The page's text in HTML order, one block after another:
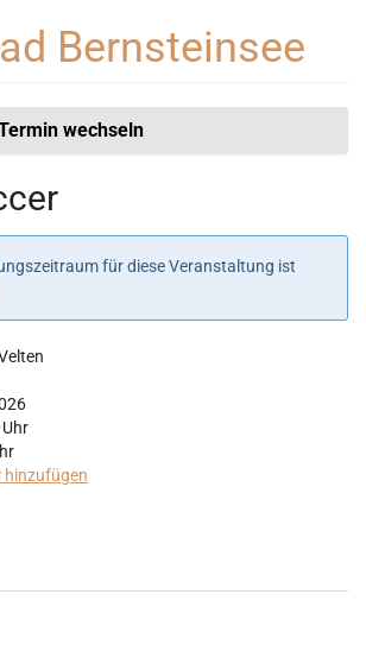
Bernsteinsee
wechseln
für diese Veranstaltung ist
Uhr
hinzufügen